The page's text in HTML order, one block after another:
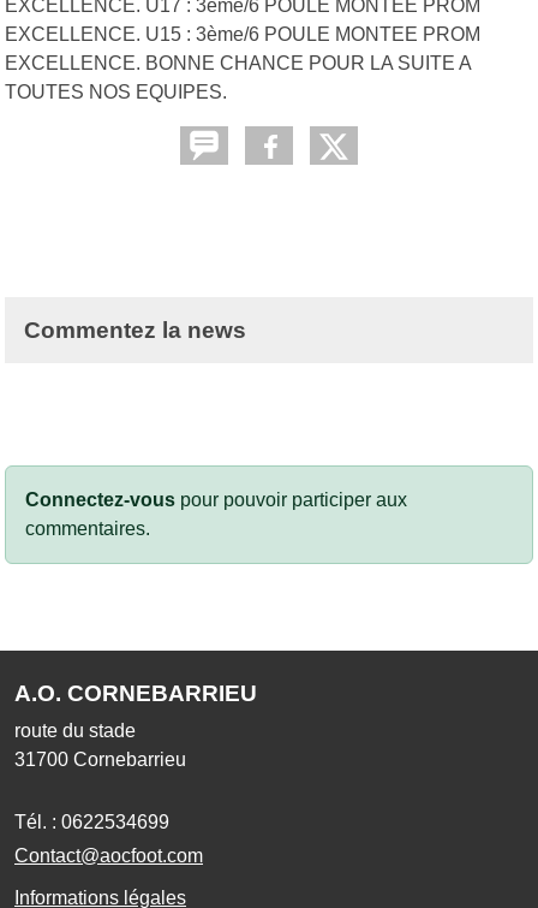
EXCELLENCE. U17 : 3ème/6 POULE MONTEE PROM
EXCELLENCE. U15 : 3ème/6 POULE MONTEE PROM
EXCELLENCE. BONNE CHANCE POUR LA SUITE A
TOUTES NOS EQUIPES.
Commentez la news
Connectez-vous pour pouvoir participer aux
commentaires.
A.O. CORNEBARRIEU
route du stade
31700 Cornebarrieu
Tél. : 0622534699
Contact@aocfoot.com
Informations légales